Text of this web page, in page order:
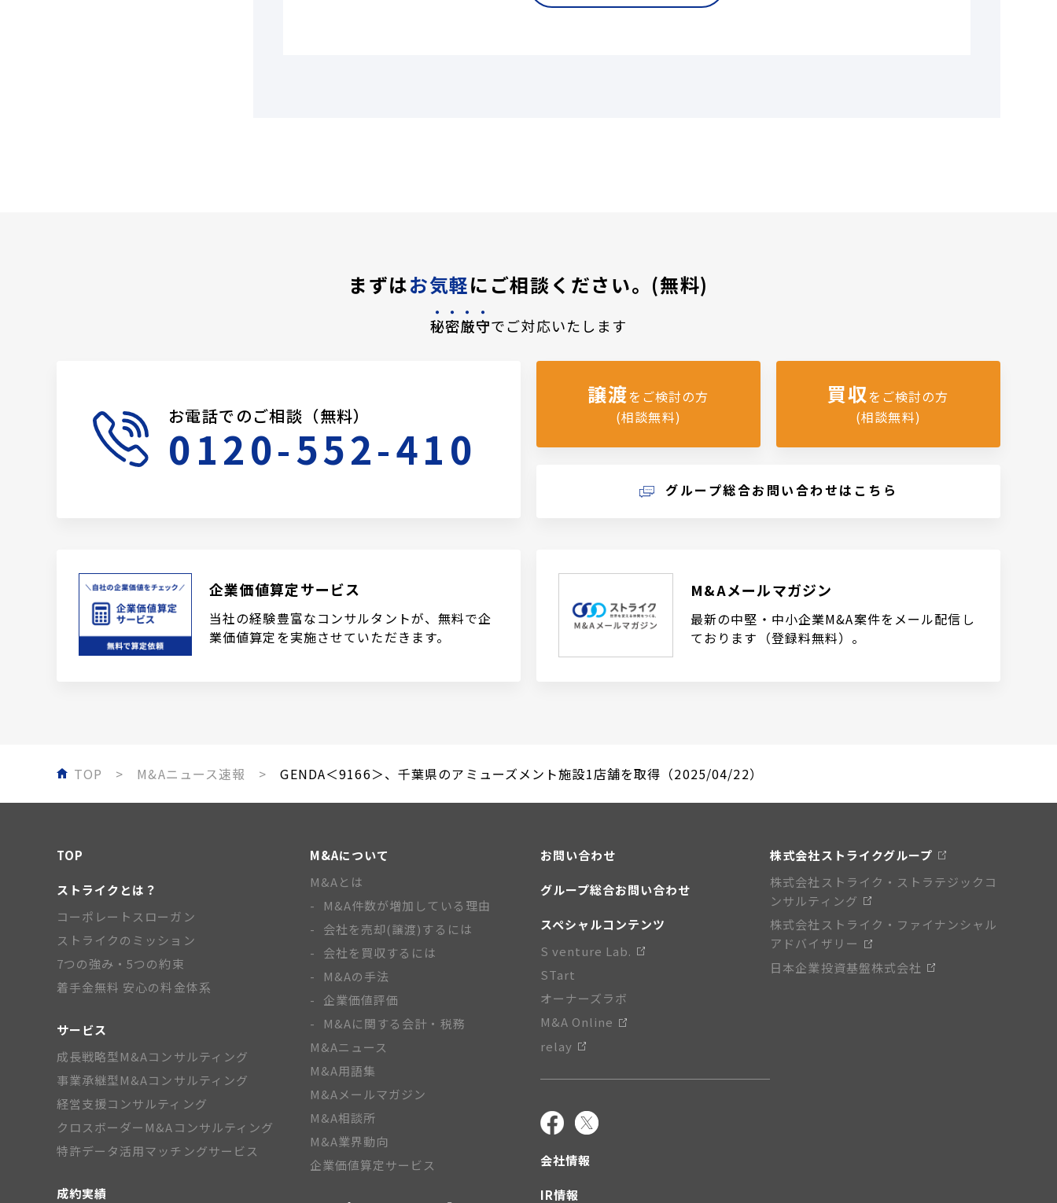
まずはお気軽にご相談ください。(無料)
秘密厳守でご対応いたします
お電話でのご相談（無料）
0120-552-410
譲渡をご検討の方
(相談無料)
買収をご検討の方
(相談無料)
グループ総合お問い合わせはこちら
企業価値算定サービス
当社の経験豊富なコンサルタントが、無料で企
業価値算定を実施させていただきます。
M&Aメールマガジン
最新の中堅・中小企業M&A案件をメール配信し
ております（登録料無料）。
TOP M&Aニュース速報 GENDA＜9166＞、千葉県のアミューズメント施設1店舗を取得（2025/04/22）
TOP
ストライクとは？
コーポレートスローガン
ストライクのミッション
7つの強み・5つの約束
着手金無料 安心の料金体系
サービス
成長戦略型M&Aコンサルティング
事業承継型M&Aコンサルティング
経営支援コンサルティング
クロスボーダーM&Aコンサルティング
特許データ活用マッチングサービス
成約実績
M&Aについて
M&Aとは
M&A件数が増加している理由
会社を売却(譲渡)するには
会社を買収するには
M&Aの手法
企業価値評価
M&Aに関する会計・税務
M&Aニュース
M&A用語集
M&Aメールマガジン
M&A相談所
M&A業界動向
企業価値算定サービス
お問い合わせ
グループ総合お問い合わせ
スペシャルコンテンツ
S venture Lab.
STart
オーナーズラボ
M&A Online
relay
会社情報
IR情報
株式会社ストライクグループ
株式会社ストライク・ストラテジックコ
ンサルティング
株式会社ストライク・ファイナンシャル
アドバイザリー
日本企業投資基盤株式会社